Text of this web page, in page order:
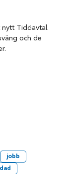
nytt Tidöavtal.
och de
jobb